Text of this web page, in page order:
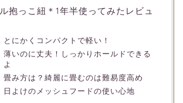
抱っこ紐＊1年半使ってみたレビュ
とにかくコンパクトで軽い！
薄いのに丈夫！しっかりホールドできる
よ
畳み方は？綺麗に畳むのは難易度高め
日よけのメッシュフードの使い心地